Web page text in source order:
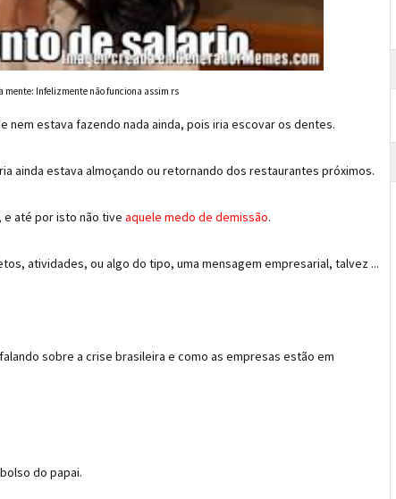
mente: Infelizmente não funciona assim rs
estava fazendo nada ainda, pois iria escovar os dentes.
ainda estava almoçando ou retornando dos restaurantes próximos.
e até por isto não tive aquele medo de demissão.
atividades, ou algo do tipo, uma mensagem empresarial, talvez ...
sobre a crise brasileira e como as empresas estão em
do papai.